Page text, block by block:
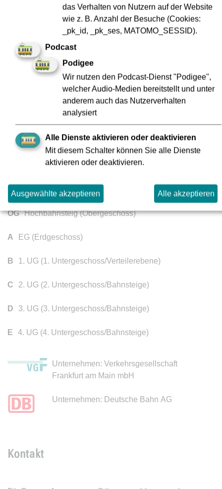
Mühlberg
2 Rödelheim Bahnhof
Südbahnhof
OG Hochbahnsteig (Obergeschoss)
A EG (Erdgeschoss)
B 1. UG (1. Untergeschoss/Verteilerebene)
C 2. UG (2. Untergeschoss/Bahnsteige)
D 3. UG (3. Untergeschoss/Bahnsteige)
E 4. UG (4. Untergeschoss/Bahnsteige)
Unternehmen: Verkehrsgesellschaft
Frankfurt am Main mbH
Unternehmen: Deutsche Bahn AG
Kontakt
das Verhalten von Nutzern auf der Website
wie z. B. Anzahl der Besuche (Cookies:
_pk_id, _pk_ses, MATOMO_SESSID).
Podcast
Podigee
Wir nutzen den Podcast-Dienst "Podigee",
welcher Audio-Medien bereitstellt und unter
anderem auch das Nutzerverhalten
analysiert
Alle Dienste aktivieren oder deaktivieren
Mit diesem Schalter können Sie alle Dienste
aktivieren oder deaktivieren.
Ausgewählte akzeptieren Alle akzeptieren